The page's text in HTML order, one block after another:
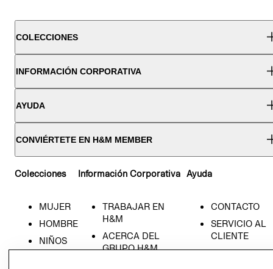
COLECCIONES
INFORMACIÓN CORPORATIVA
AYUDA
CONVIÉRTETE EN H&M MEMBER
Colecciones
MUJER
HOMBRE
NIÑOS
Información Corporativa
TRABAJAR EN
H&M
ACERCA DEL
GRUPO H&M
Ayuda
CONTACTO
SERVICIO AL
CLIENTE
MI CUENTA